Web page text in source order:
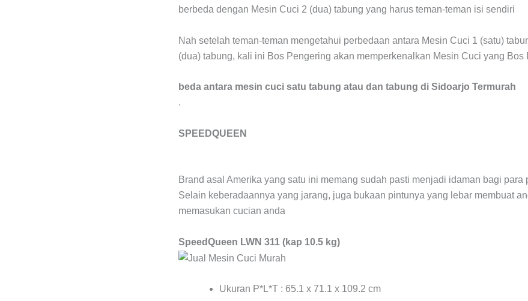
berbeda dengan Mesin Cuci 2 (dua) tabung yang harus teman-teman isi sendiri
Nah setelah teman-teman mengetahui perbedaan antara Mesin Cuci 1 (satu)
(dua) tabung, kali ini Bos Pengering akan memperkenalkan Mesin Cuci yang Bos
beda antara mesin cuci satu tabung atau dan tabung di Sidoarjo Termurah
.
SPEEDQUEEN
Brand asal Amerika yang satu ini memang sudah pasti menjadi idaman bagi para
Selain keberadaannya yang jarang, juga bukaan pintunya yang lebar membuat
memasukan cucian anda
SpeedQueen LWN 311 (kap 10.5 kg)
Ukuran P*L*T : 65.1 x 71.1 x 109.2 cm